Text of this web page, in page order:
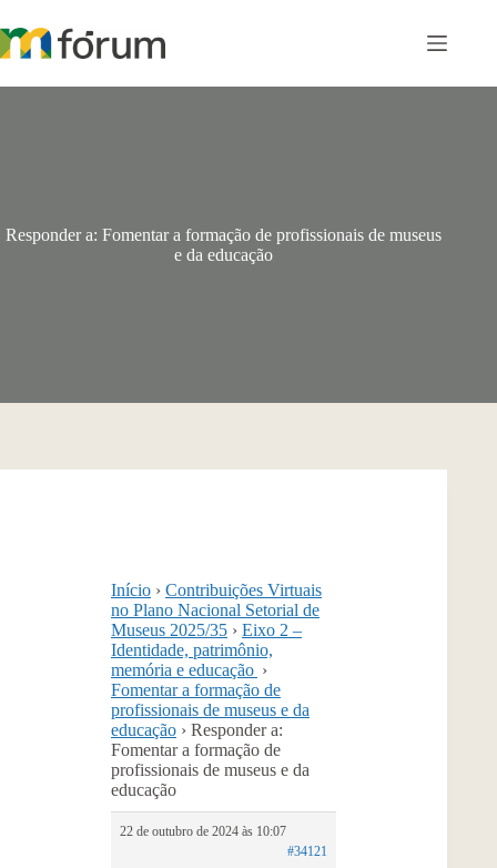
para
o
Responder a: Fomentar a formação de profissionais de museus
e da educação
Início › Contribuições Virtuais
no Plano Nacional Setorial de
Museus 2025/35 › Eixo 2 –
Identidade, patrimônio,
memória e educação ›
Fomentar a formação de
profissionais de museus e da
educação › Responder a:
Fomentar a formação de
profissionais de museus e da
educação
22 de outubro de 2024 às 10:07
#34121